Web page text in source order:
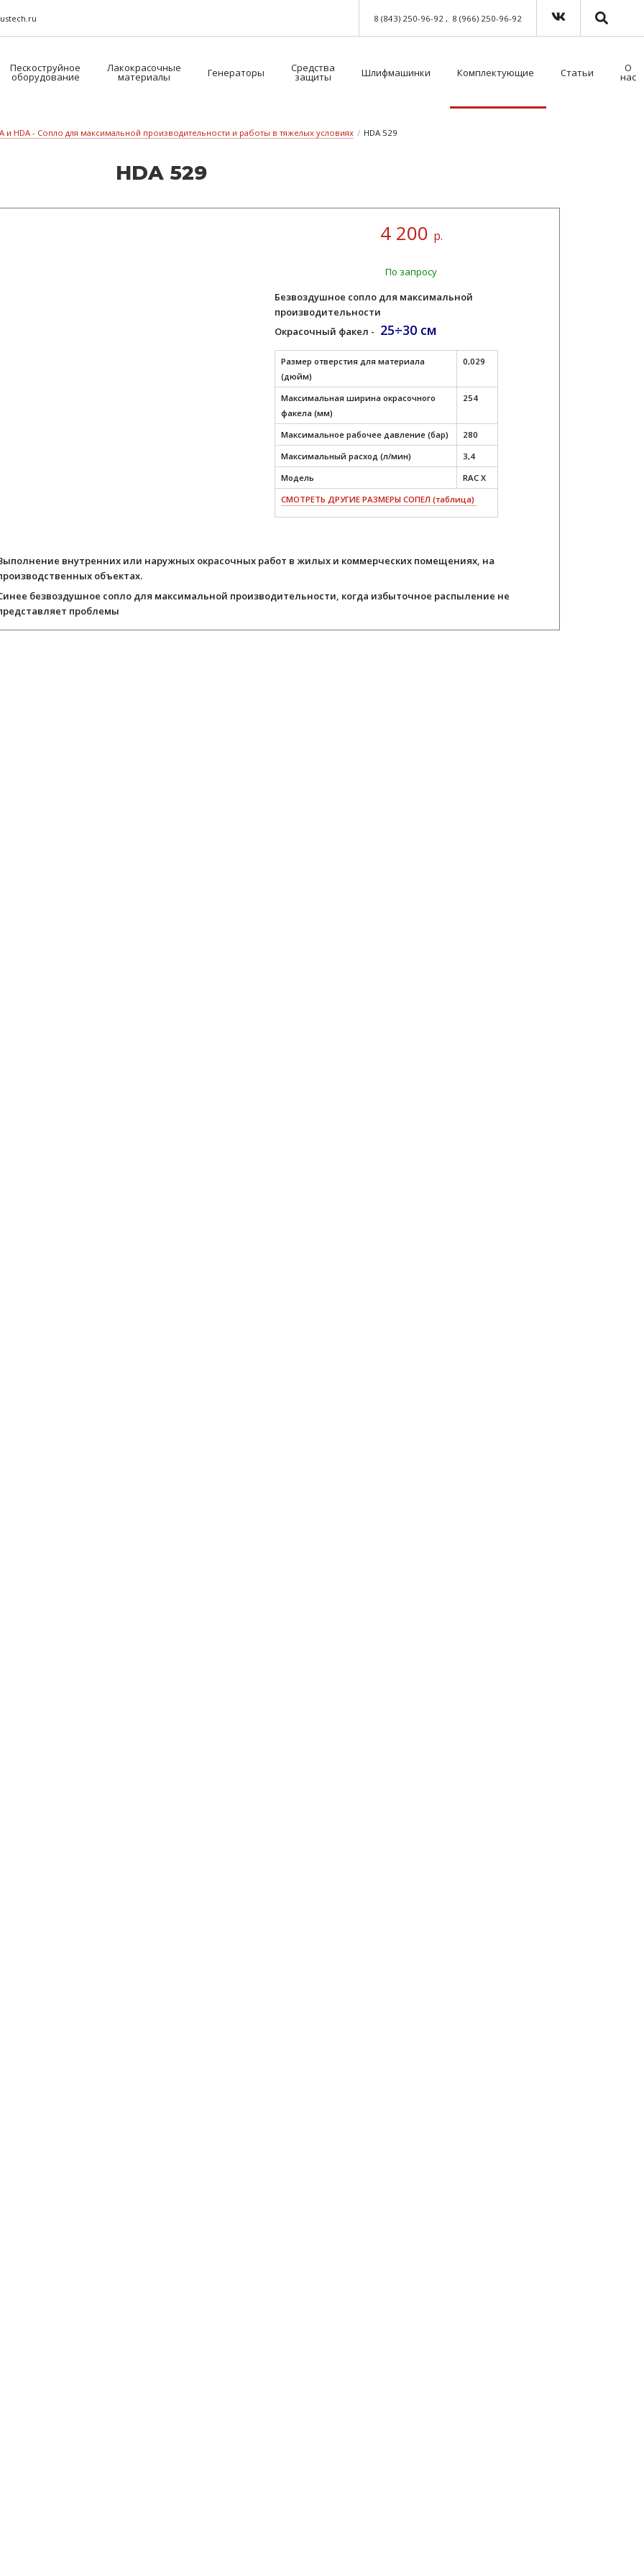
8 (843) 250-96-92 8 (966) 250-96-92
Пескоструйное
оборудование
Лакокрасочные
материалы Генераторы Средства
защиты Шлифмашинки Комплектующие Статьи О
нас
и HDA - Сопло для максимальной производительности и работы в тяжелых условиях / HDA 529
HDA 529
4 200 р.
По запросу
Безвоздушное сопло для максимальной
производительности
Окрасочный факел - 25÷30 см
Размер отверстия для материала
(дюйм)
0,029
Максимальная ширина окрасочного
факела (мм)
254
Максимальное рабочее давление (бар)
280
Максимальный расход (л/мин)
3,4
Модель
RAC X
СМОТРЕТЬ ДРУГИЕ РАЗМЕРЫ СОПЕЛ (таблица)
внутренних или наружных окрасочных работ в жилых и коммерческих помещениях, на
объектах.
безвоздушное сопло для максимальной производительности, когда избыточное распыление не
проблемы